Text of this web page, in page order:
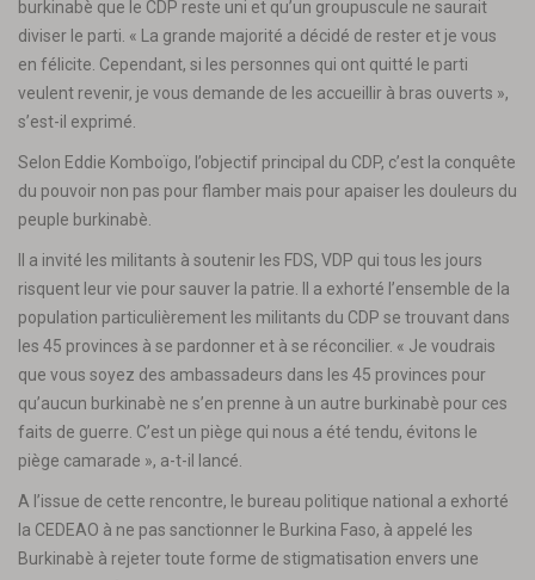
burkinabè que le CDP reste uni et qu’un groupuscule ne saurait
diviser le parti. « La grande majorité a décidé de rester et je vous
en félicite. Cependant, si les personnes qui ont quitté le parti
veulent revenir, je vous demande de les accueillir à bras ouverts »,
s’est-il exprimé.
Selon Eddie Komboïgo, l’objectif principal du CDP, c’est la conquête
du pouvoir non pas pour flamber mais pour apaiser les douleurs du
peuple burkinabè.
Il a invité les militants à soutenir les FDS, VDP qui tous les jours
risquent leur vie pour sauver la patrie. Il a exhorté l’ensemble de la
population particulièrement les militants du CDP se trouvant dans
les 45 provinces à se pardonner et à se réconcilier. « Je voudrais
que vous soyez des ambassadeurs dans les 45 provinces pour
qu’aucun burkinabè ne s’en prenne à un autre burkinabè pour ces
faits de guerre. C’est un piège qui nous a été tendu, évitons le
piège camarade », a-t-il lancé.
A l’issue de cette rencontre, le bureau politique national a exhorté
la CEDEAO à ne pas sanctionner le Burkina Faso, à appelé les
Burkinabè à rejeter toute forme de stigmatisation envers une